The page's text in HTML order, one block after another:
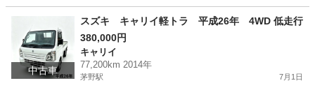
茅野駅 その他 ジェネレータ
中古車
スズキ キャリイ軽トラ 平成26年 4WD 低走行
380,000円
キャリイ
77,200km 2014年
茅野駅 7月1日